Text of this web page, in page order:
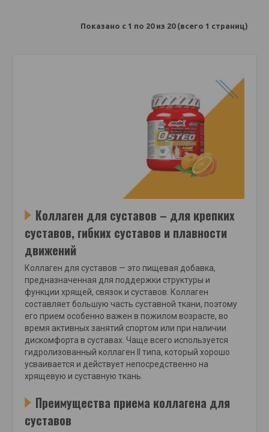
Показано с 1 по 20 из 20 (всего 1 страниц)
Коллаген для суставов – для крепких
суставов, гибких суставов и плавности
движений
Коллаген для суставов — это пищевая добавка,
предназначенная для поддержки структуры и
функции хрящей, связок и суставов. Коллаген
составляет большую часть суставной ткани, поэтому
его прием особенно важен в пожилом возрасте, во
время активных занятий спортом или при наличии
дискомфорта в суставах. Чаще всего используется
гидролизованный коллаген II типа, который хорошо
усваивается и действует непосредственно на
хрящевую и суставную ткань.
Преимущества приема коллагена для
суставов